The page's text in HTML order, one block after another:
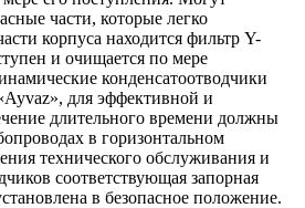
части, которые легко
корпуса находится фильтр Y-
и очищается по мере
конденсатоотводчики
для эффективной и
длительного времени должны
в горизонтальном
технического обслуживания и
соответствующая запорная
в безопасное положение.